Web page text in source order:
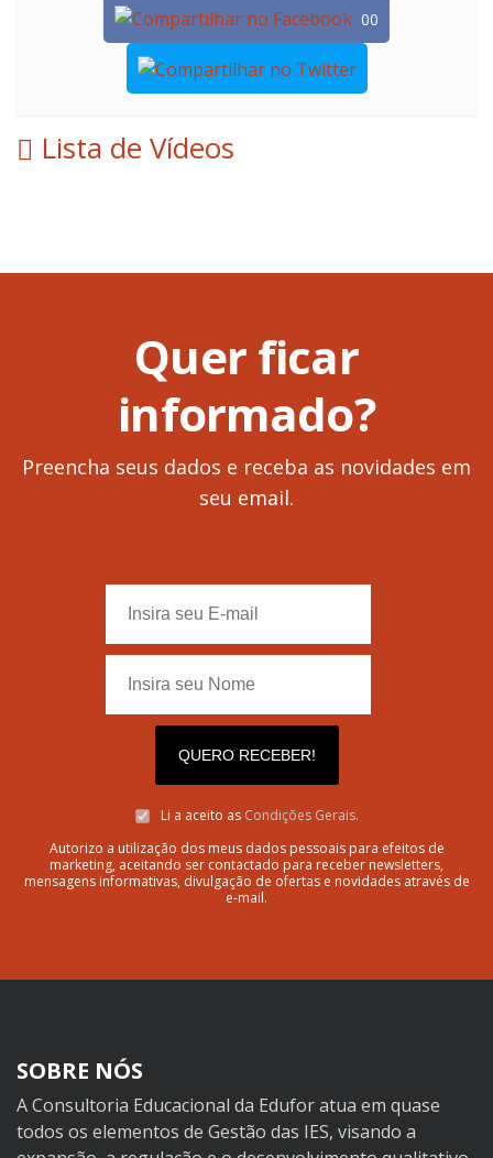
00
Lista de Vídeos
Quer ficar
informado?
Preencha seus dados e receba as novidades em
seu email.
QUERO RECEBER!
Li a aceito as Condições Gerais.
Autorizo a utilização dos meus dados pessoais para efeitos de
marketing, aceitando ser contactado para receber newsletters,
mensagens informativas, divulgação de ofertas e novidades através de
e-mail.
SOBRE NÓS
A Consultoria Educacional da Edufor atua em quase
todos os elementos de Gestão das IES, visando a